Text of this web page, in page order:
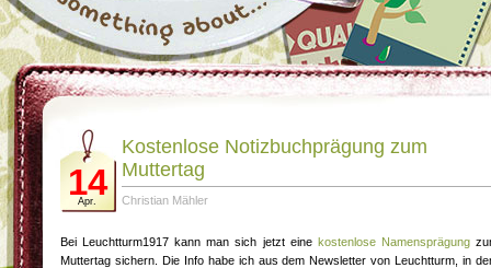
14
Apr.
Kostenlose Notizbuchprägung zum
Muttertag
Christian Mähler
Bei Leuchtturm1917 kann man sich jetzt eine kostenlose Namensprägung
Muttertag sichern. Die Info habe ich aus dem Newsletter von Leuchtturm, in